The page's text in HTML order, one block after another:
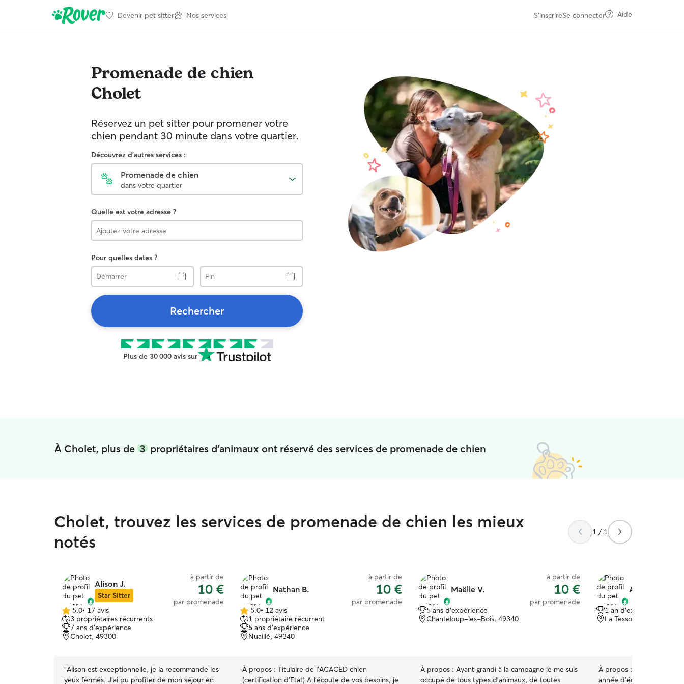
Devenir pet sitter Nos services S'inscrireSe connecter Aide
Promenade de chien
Cholet
Réservez un pet sitter pour promener votre
chien pendant 30 minute dans votre quartier.
Découvrez d'autres services :
Promenade de chien
dans votre quartier
Quelle est votre adresse ?
Pour quelles dates ?
Démarrer
Fin
Rechercher
Plus de 30 000 avis sur
À Cholet, plus de 3propriétaires d'animaux ont réservé des services de promenade de chien
Cholet, trouvez les services de promenade de chien les mieux
notés
1 / 1
Alison J.
Star Sitter
à partir de
10 €
par promenade
5.0 étoile(s)
sur
5
5.0• 17 avis
3 propriétaires récurrents
7 ans d'expérience
Cholet, 49300
“Alison est exceptionnelle, je la recommande les
yeux fermés. J'ai pu profiter de mon séjour en
Nathan B.
à partir de
10 €
par promenade
5.0 étoile(s)
sur
5
5.0• 12 avis
1 propriétaire récurrent
5 ans d'expérience
Nuaillé, 49340
À propos : Titulaire de l'ACACED chien
(certification d'Etat) A l'écoute de vos besoins, je
Maëlle V.
à partir de
10 €
par promenade
5 ans d'expérience
Chanteloup-les-Bois, 49340
À propos : Ayant grandi à la campagne je me suis
occupé de tous types d'animaux, de toutes
Ambre W.
1 an d'expérience
La Tessoualle, 49280
À propos :
année d’école